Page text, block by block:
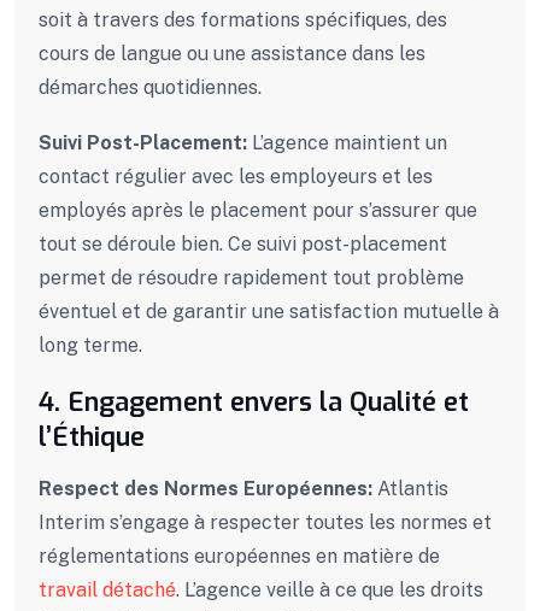
soit à travers des formations spécifiques, des
cours de langue ou une assistance dans les
démarches quotidiennes.
Suivi Post-Placement: L’agence maintient un
contact régulier avec les employeurs et les
employés après le placement pour s’assurer que
tout se déroule bien. Ce suivi post-placement
permet de résoudre rapidement tout problème
éventuel et de garantir une satisfaction mutuelle à
long terme.
4. Engagement envers la Qualité et
l’Éthique
Respect des Normes Européennes: Atlantis
Interim s’engage à respecter toutes les normes et
réglementations européennes en matière de
travail détaché. L’agence veille à ce que les droits